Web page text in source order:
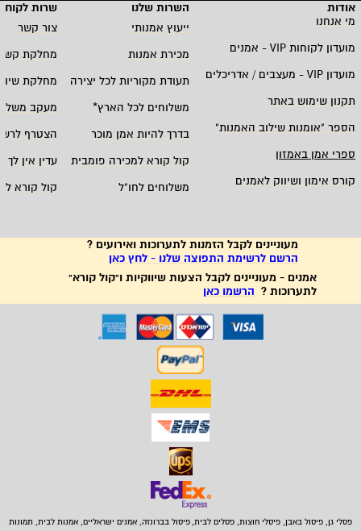
פסלי גן, פיסול באבן, פיסלי חוצות, פסלים לבית,פיסול בברונזה, אמנים ישראליים, אמנות לבית, תמונות
אודות השרות שלנו
שרות
מי אנחנו
ייעוץ אמנותי
צור קשר
מועדון לקוחותVIP - אמנים מכירת אמנות
מחלקת
מועדון
מעצבים / אדריכלים תעודת מקוריות לכל יצירה
מחלקת
תקנון שימוש באתר
משלוחים לכל הארץ*
מעקב
הספר "אומנות שילוב האמנות" בדרך להיות אמן מוכר
הצטרף
ספרי אמן באמזון
קול קורא למכירה פומבית
עדין אין לך
קורס אימון ושיווק לאמנים
משלוחים לחו"ל קול קורא
מעוניינים לקבל הזמנות לתערוכות ואירועים ?
הרשם לרשימת התפוצה שלנו - לחץ כאן
אמנים - מעוניינים לקבל הצעות שיווקיות ו"קול קורא"
לתערוכות ? הרשמו כאן